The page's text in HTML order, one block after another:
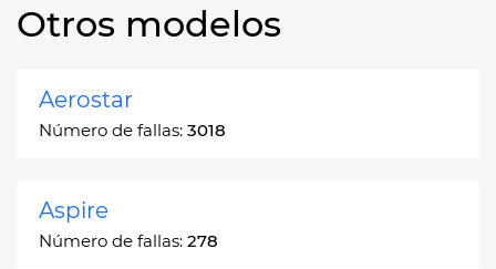
Otros modelos
Aerostar
Número de fallas: 3018
Aspire
Número de fallas: 278